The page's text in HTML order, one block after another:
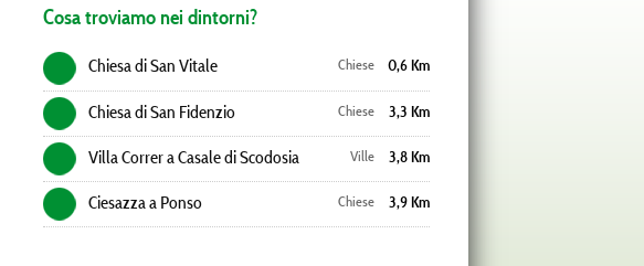
Cosa troviamo nei dintorni?
Chiesa di San Vitale 0,6 Km
Chiese
Chiesa di San Fidenzio 3,3 Km
Chiese
Villa Correr a Casale di Scodosia 3,8 Km
Ville
Ciesazza a Ponso 3,9 Km
Chiese